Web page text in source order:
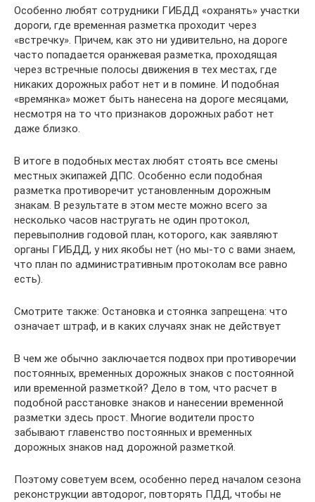
Особенно любят сотрудники ГИБДД «охранять» участки
дороги, где временная разметка проходит через
«встречку». Причем, как это ни удивительно, на дороге
часто попадается оранжевая разметка, проходящая
через встречные полосы движения в тех местах, где
никаких дорожных работ нет и в помине. И подобная
«времянка» может быть нанесена на дороге месяцами,
несмотря на то что признаков дорожных работ нет
даже близко.
В итоге в подобных местах любят стоять все смены
местных экипажей ДПС. Особенно если подобная
разметка противоречит установленным дорожным
знакам. В результате в этом месте можно всего за
несколько часов настругать не один протокол,
перевыполнив годовой план, которого, как заявляют
органы ГИБДД, у них якобы нет (но мы-то с вами знаем,
что план по административным протоколам все равно
есть).
Смотрите также: Остановка и стоянка запрещена: что
означает штраф, и в каких случаях знак не действует
В чем же обычно заключается подвох при противоречии
постоянных, временных дорожных знаков с постоянной
или временной разметкой? Дело в том, что расчет в
подобной расстановке знаков и нанесении временной
разметки здесь прост. Многие водители просто
забывают главенство постоянных и временных
дорожных знаков над дорожной разметкой.
Поэтому советуем всем, особенно перед началом сезона
реконструкции автодорог, повторять ПДД, чтобы не